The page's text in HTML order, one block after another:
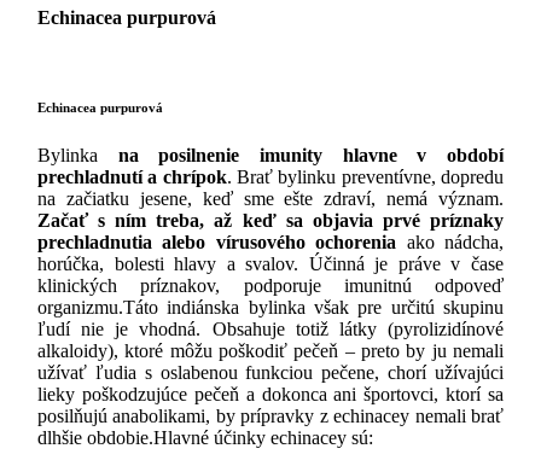
Echinacea purpurová
Echinacea purpurová
Bylinka na posilnenie imunity hlavne v období
prechladnutí a chrípok. Brať bylinku preventívne, dopredu
na začiatku jesene, keď sme ešte zdraví, nemá význam.
Začať s ním treba, až keď sa objavia prvé príznaky
prechladnutia alebo vírusového ochorenia ako nádcha,
horúčka, bolesti hlavy a svalov. Účinná je práve v čase
klinických príznakov, podporuje imunitnú odpoveď
organizmu.Táto indiánska bylinka však pre určitú skupinu
ľudí nie je vhodná. Obsahuje totiž látky (pyrolizidínové
alkaloidy), ktoré môžu poškodiť pečeň – preto by ju nemali
užívať ľudia s oslabenou funkciou pečene, chorí užívajúci
lieky poškodzujúce pečeň a dokonca ani športovci, ktorí sa
posilňujú anabolikami, by prípravky z echinacey nemali brať
dlhšie obdobie.Hlavné účinky echinacey sú: